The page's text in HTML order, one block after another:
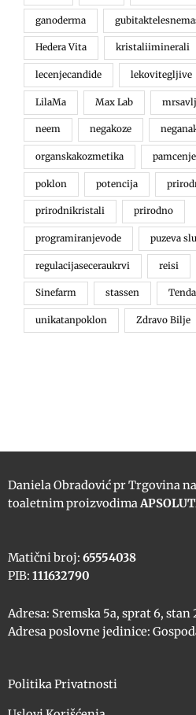
ganoderma
Hedera Vita kristaliiminerali
lecenjecandide lekovitegljive
LilaMa Max Lab
neem negakoze
organskakozmetika
poklon potencija
prirodnikristali prirodno
programiranjevode puzeva
regulacijaseceraukrvi reisi
Sinefarm stassen
unikatanpoklon Zdravo Bilje
Daniela Obradović pr Trgovina
toaletnim proizvodima
Matični broj: 65554038
PIB: 111632790
Adresa: Sremska 5a, sprat 6, stan
Adresa poslovne jedinice:
Politika Privatnosti